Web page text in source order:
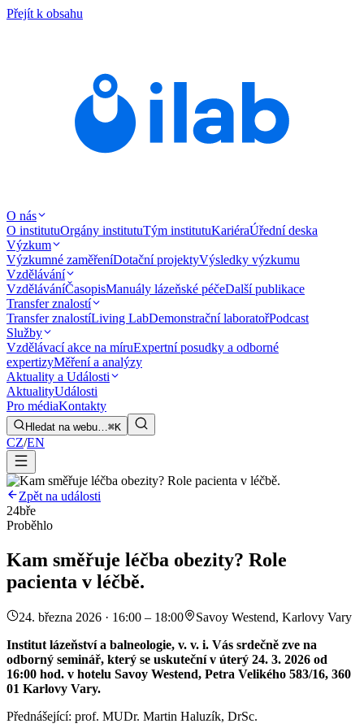
Přejít k obsahu
O nás
O institutuOrgány institutuTým institutuKariéraÚřední deska
Výzkum
Výzkumné zaměřeníDotační projektyVýsledky výzkumu
Vzdělávání
VzděláváníČasopisManuály lázeňské péčeDalší publikace
Transfer znalostí
Transfer znalostíLiving LabDemonstrační laboratořPodcast
Služby
Vzdělávací akce na míruExpertní posudky a odborné
expertizyMěření a analýzy
Aktuality a Události
AktualityUdálosti
Pro médiaKontakty
Hledat na webu…⌘K
CZ/EN
Zpět na události
24bře
Proběhlo
Kam směřuje léčba obezity? Role
pacienta v léčbě.
24. března 2026 · 16:00 – 18:00
Savoy Westend, Karlovy Vary
Institut lázeňství a balneologie, v. v. i. Vás srdečně zve na
odborný seminář, který se uskuteční v úterý 24. 3. 2026 od
16:00 hod. v hotelu Savoy Westend, Petra Velikého 583/16, 360
01 Karlovy Vary.
Přednášející: prof. MUDr. Martin Haluzík, DrSc.